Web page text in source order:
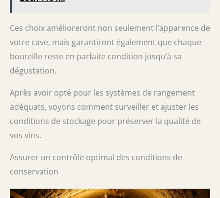
Ces choix amélioreront non seulement l’apparence de
votre cave, mais garantiront également que chaque
bouteille reste en parfaite condition jusqu’à sa
dégustation.
Après avoir opté pour les systèmes de rangement
adéquats, voyons comment surveiller et ajuster les
conditions de stockage pour préserver la qualité de
vos vins.
Assurer un contrôle optimal des conditions de
conservation